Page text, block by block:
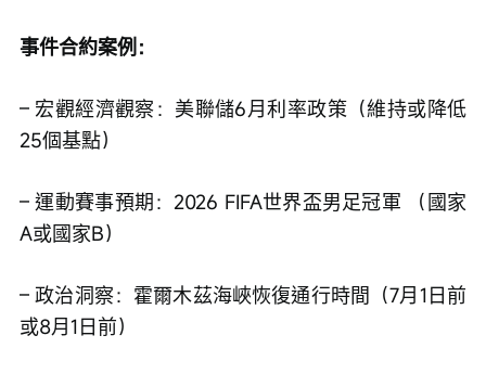
事件合約案例：
– 宏觀經濟觀察：美聯儲6月利率政策（維持或降低
25個基點）
– 運動賽事預期：2026 FIFA世界盃男足冠軍 （國家
A或國家B）
– 政治洞察：霍爾木茲海峽恢復通行時間（7月1日前
或8月1日前）